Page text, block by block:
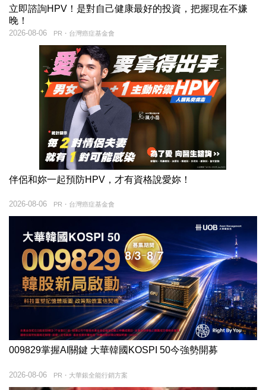
立即諮詢HPV！是對自己健康最好的投資，把握現在不嫌
晚！
PR・台灣癌症基金會
2026-08-06
伴侶和妳一起預防HPV，才有資格說愛妳！
PR・台灣癌症基金會
2026-08-06
009829掌握AI關鍵 大華韓國KOSPI 50今強勢開募
PR・大華銀全能行銷方案
2026-08-06